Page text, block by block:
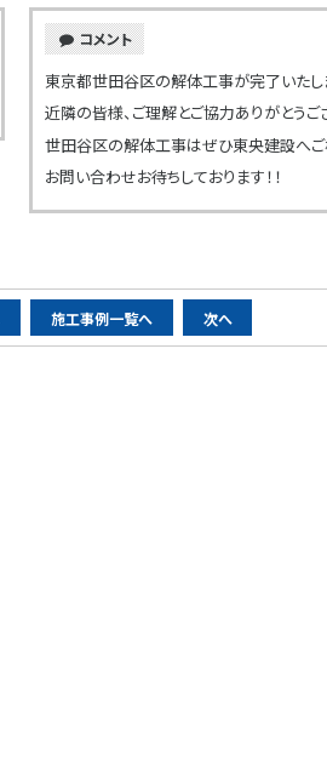
コメント
東京都世田谷区の解体工事が完了いたし
近隣の皆様、ご理解とご協力ありがとうご
世田谷区の解体工事はぜひ東央建設へご
お問い合わせお待ちしております！！
施工事例一覧へ 次へ